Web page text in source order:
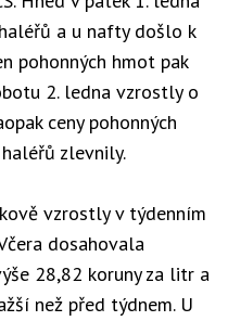
a u nafty došlo k
pohonných hmot pak
2. ledna vzrostly o
ceny pohonných
zlevnily.
vzrostly v týdenním
dosahovala
28,82 koruny za litr a
než před týdnem. U